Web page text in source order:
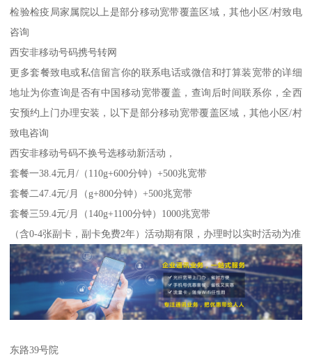
检验检疫局家属院以上是部分移动宽带覆盖区域，其他小区/村致电
咨询
西安非移动号码携号转网
更多套餐致电或私信留言你的联系电话或微信和打算装宽带的详细
地址为你查询是否有中国移动宽带覆盖，查询后时间联系你，全西
安预约上门办理安装，以下是部分移动宽带覆盖区域，其他小区/村
致电咨询
西安非移动号码不换号选移动新活动，
套餐一38.4元月/（110g+600分钟）+500兆宽带
套餐二47.4元/月（g+800分钟）+500兆宽带
套餐三59.4元/月（140g+1100分钟）1000兆宽带
（含0-4张副卡，副卡免费2年）活动期有限，办理时以实时活动为准
东路39号院